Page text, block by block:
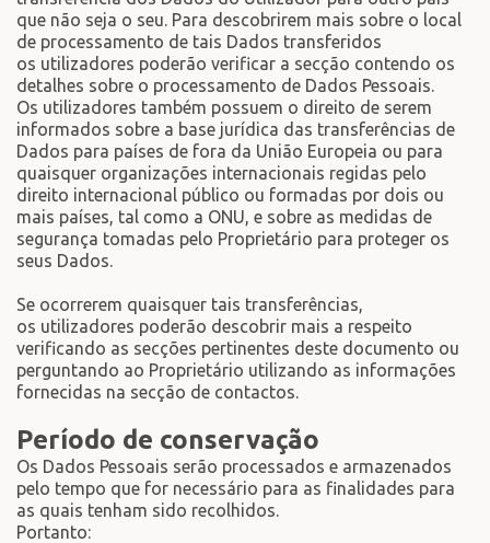
que não seja o seu. Para descobrirem mais sobre o local
de processamento de tais Dados transferidos
os utilizadores poderão verificar a secção contendo os
detalhes sobre o processamento de Dados Pessoais.
Os utilizadores também possuem o direito de serem
informados sobre a base jurídica das transferências de
Dados para países de fora da União Europeia ou para
quaisquer organizações internacionais regidas pelo
direito internacional público ou formadas por dois ou
mais países, tal como a ONU, e sobre as medidas de
segurança tomadas pelo Proprietário para proteger os
seus Dados.
Se ocorrerem quaisquer tais transferências,
os utilizadores poderão descobrir mais a respeito
verificando as secções pertinentes deste documento ou
perguntando ao Proprietário utilizando as informações
fornecidas na secção de contactos.
Período de conservação
Os Dados Pessoais serão processados e armazenados
pelo tempo que for necessário para as finalidades para
as quais tenham sido recolhidos.
Portanto: